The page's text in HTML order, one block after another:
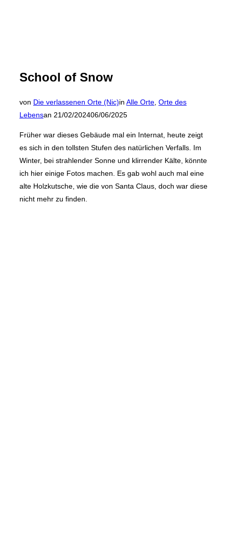
School of Snow
von Die verlassenen Orte (Nic)in Alle Orte Orte des
Lebensan Veröffentlicht
21/02/202406/06/2025
Früher war dieses Gebäude mal ein Internat, heute zeigt
es sich in den tollsten Stufen des natürlichen Verfalls. Im
Winter, bei strahlender Sonne und klirrender Kälte, könnte
ich hier einige Fotos machen. Es gab wohl auch mal eine
alte Holzkutsche, wie die von Santa Claus, doch war diese
nicht mehr zu finden.